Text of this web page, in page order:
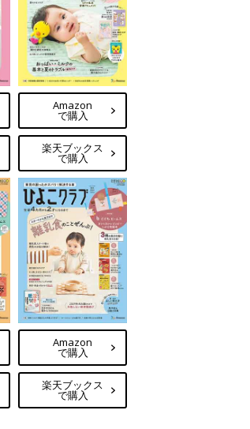
Amazon
で購入
楽天ブックス
で購入
Amazon
で購入
楽天ブックス
で購入